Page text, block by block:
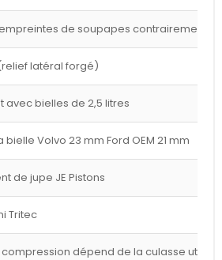
de soupapes contrairement à
latéral forgé)
avec bielles de 2,5 litres
bielle Volvo 23 mm Ford OEM 21 mm
de jupe JE Pistons
Tritec
compression dépend de la culasse